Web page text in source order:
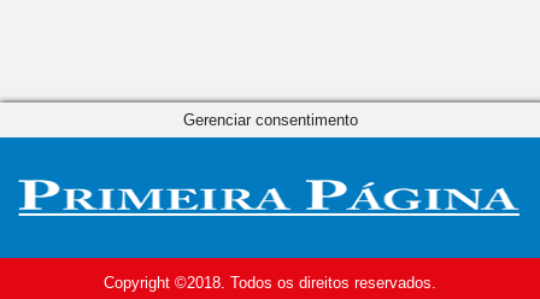
Copyright ©2018. Todos os direitos reservados.
Gerenciar consentimento